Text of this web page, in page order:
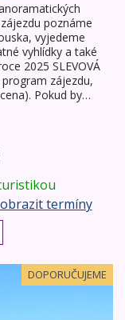
poznáme
vyjedeme
vyhlídky a také
2025 SLEVOVÁ
zájezdu,
Pokud by…
termíny
DOPORUČUJEME
lázně Bad